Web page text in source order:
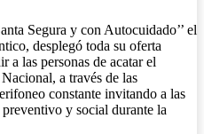
Segura y con Autocuidado’’ el
desplegó toda su oferta
a las personas de acatar el
a través de las
constante invitando a las
y social durante la